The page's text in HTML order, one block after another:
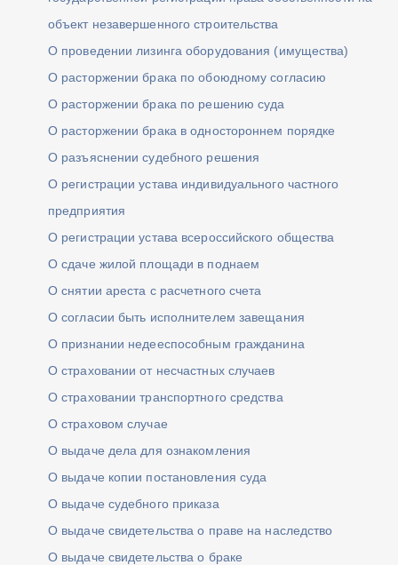
объект незавершенного строительства
О проведении лизинга оборудования (имущества)
О расторжении брака по обоюдному согласию
О расторжении брака по решению суда
О расторжении брака в одностороннем порядке
О разъяснении судебного решения
О регистрации устава индивидуального частного
предприятия
О регистрации устава всероссийского общества
О сдаче жилой площади в поднаем
О снятии ареста с расчетного счета
О согласии быть исполнителем завещания
О признании недееспособным гражданина
О страховании от несчастных случаев
О страховании транспортного средства
О страховом случае
О выдаче дела для ознакомления
О выдаче копии постановления суда
О выдаче судебного приказа
О выдаче свидетельства о праве на наследство
О выдаче свидетельства о браке